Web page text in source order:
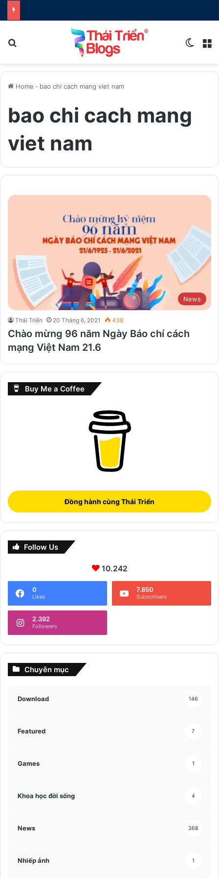
Home - bao chi cach mang viet nam
bao chi cach mang
viet nam
News
Thái Triển 20 Tháng 6, 2021 438
Chào mừng 96 năm Ngày Báo chí cách
mạng Việt Nam 21.6
Buy Me a Coffee
Đồng hành cùng Thái Triển
Follow Us
10.242
0
Likes
7.850
Subscribers
2.392
Followers
Chuyên mục
Download 146
Featured 7
Games 1
Khoa học đời sống 4
News 368
Nhiếp ảnh 1